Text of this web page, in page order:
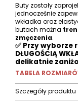
Buty zostały
jednocześnie
wkładka oraz
butach można
zmęczenia.
✅ Przy wyborze
DŁUGOŚCIĄ
delikatnie
TABELA
Szczegóły produktu